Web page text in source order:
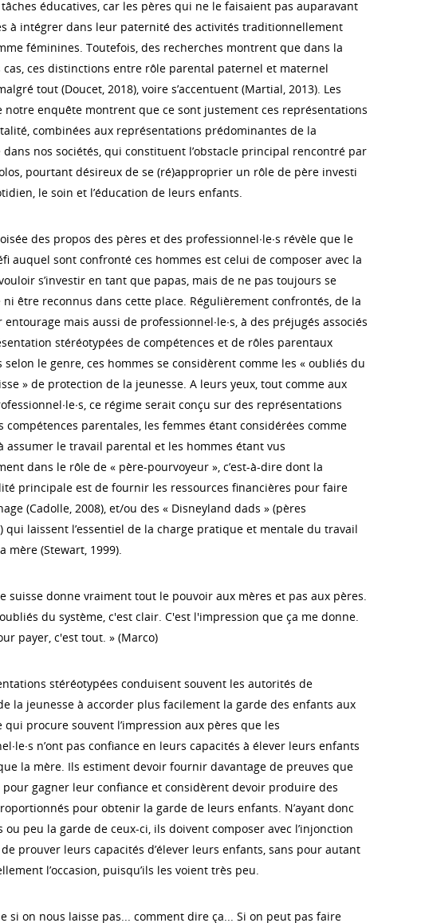
éducatives, car les pères qui ne le faisaient pas auparavant
à intégrer dans leur paternité des activités traditionnellement
féminines. Toutefois, des recherches montrent que dans la
ces distinctions entre rôle parental paternel et maternel
tout (Doucet, 2018), voire s’accentuent (Martial, 2013). Les
notre enquête montrent que ce sont justement ces représentations
combinées aux représentations prédominantes de la
nos sociétés, qui constituent l’obstacle principal rencontré par
pourtant désireux de se (ré)approprier un rôle de père investi
le soin et l’éducation de leurs enfants.
des propos des pères et des professionnel∙le∙s révèle que le
auquel sont confronté ces hommes est celui de composer avec la
s’investir en tant que papas, mais de ne pas toujours se
être reconnus dans cette place. Régulièrement confrontés, de la
mais aussi de professionnel∙le∙s, à des préjugés associés
stéréotypées de compétences et de rôles parentaux
le genre, ces hommes se considèrent comme les « oubliés du
» de protection de la jeunesse. A leurs yeux, tout comme aux
ce régime serait conçu sur des représentations
compétences parentales, les femmes étant considérées comme
assumer le travail parental et les hommes étant vus
dans le rôle de « père-pourvoyeur », c’est-à-dire dont la
principale est de fournir les ressources financières pour faire
(Cadolle, 2008), et/ou des « Disneyland dads » (pères
qui laissent l’essentiel de la charge pratique et mentale du travail
mère (Stewart, 1999).
suisse donne vraiment tout le pouvoir aux mères et pas aux pères.
du système, c'est clair. C'est l'impression que ça me donne.
payer, c'est tout. » (Marco)
stéréotypées conduisent souvent les autorités de
la jeunesse à accorder plus facilement la garde des enfants aux
qui procure souvent l’impression aux pères que les
n’ont pas confiance en leurs capacités à élever leurs enfants
la mère. Ils estiment devoir fournir davantage de preuves que
pour gagner leur confiance et considèrent devoir produire des
pour obtenir la garde de leurs enfants. N’ayant donc
ou peu la garde de ceux-ci, ils doivent composer avec l’injonction
prouver leurs capacités d’élever leurs enfants, sans pour autant
l’occasion, puisqu’ils les voient très peu.
si on nous laisse pas... comment dire ça... Si on peut pas faire